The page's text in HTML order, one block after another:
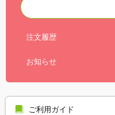
注文履歴
お知らせ
ご利用ガイド